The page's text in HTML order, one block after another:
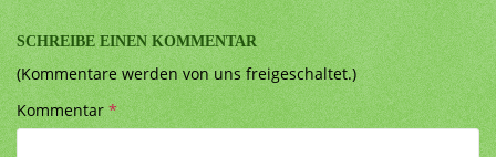
SCHREIBE EINEN KOMMENTAR
(Kommentare werden von uns freigeschaltet.)
Kommentar*